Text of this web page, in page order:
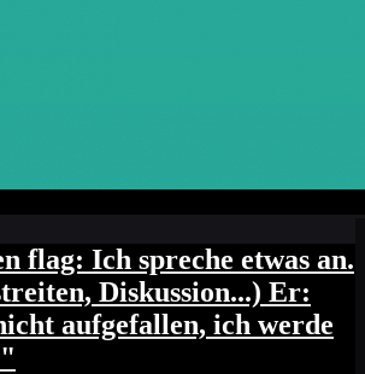
flag: Ich spreche etwas an.
Diskussion...) Er:
aufgefallen, ich werde